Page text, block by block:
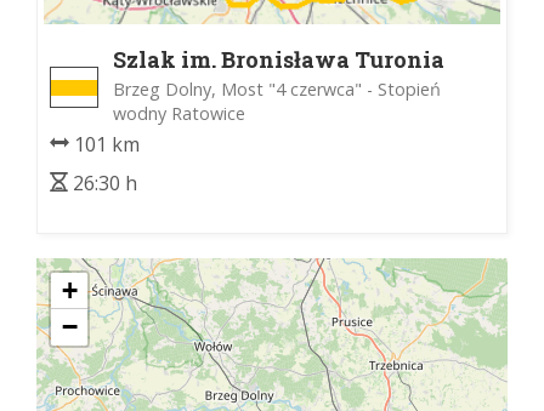
Szlak im. Bronisława Turonia
Brzeg Dolny, Most "4 czerwca" - Stopień
wodny Ratowice
101 km
26:30 h
+
−